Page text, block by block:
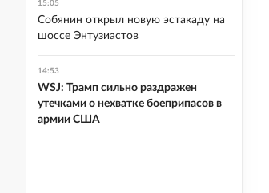
15:05
Собянин открыл новую эстакаду на
шоссе Энтузиастов
14:53
WSJ: Трамп сильно раздражен
утечками о нехватке боеприпасов в
армии США